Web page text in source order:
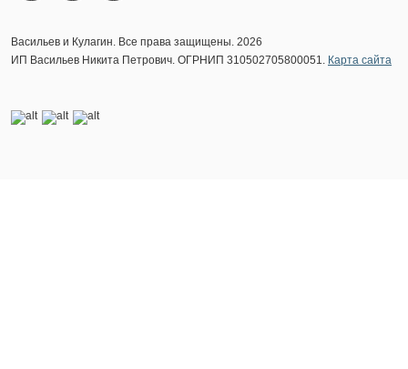
Васильев и Кулагин. Все права защищены. 2026
ИП Васильев Никита Петрович. ОГРНИП 310502705800051. Карта сайта